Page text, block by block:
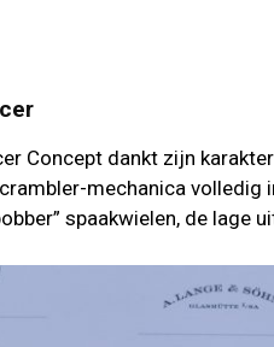
Concept dankt zijn
mechanica volledig
spaakwielen, de lage